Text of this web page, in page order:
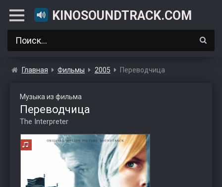
KINOSOUNDTRACK.COM
Главная Фильмы 2005 Переводчица
Музыка из фильма
Переводчица
The Interpreter